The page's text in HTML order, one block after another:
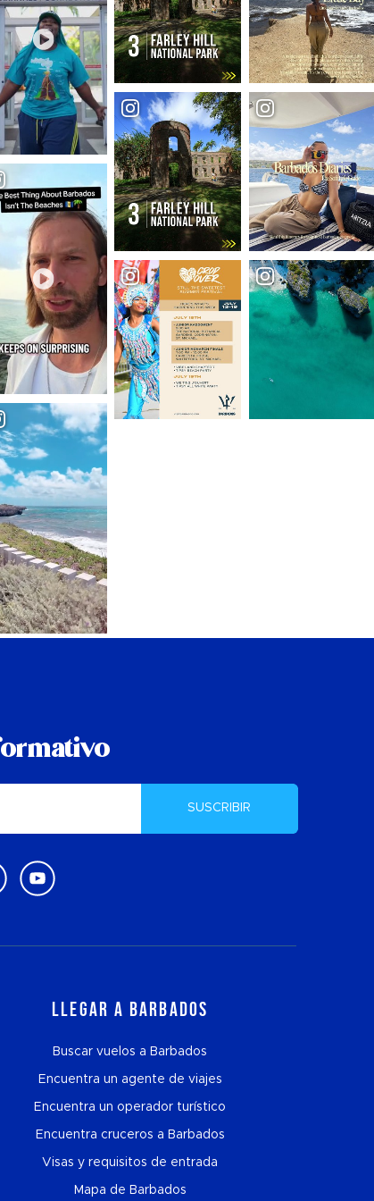
SUSCRIBIR
Llegar a Barbados
Buscar vuelos a Barbados
Encuentra un agente de viajes
Encuentra un operador turístico
Encuentra cruceros a Barbados
Visas y requisitos de entrada
Mapa de Barbados